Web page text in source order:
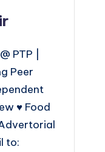
PTP |
Peer
♥ Food
to: